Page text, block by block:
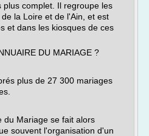
complet. Il regroupe les
la Loire et de l'Ain, et est
et dans les kiosques de ces
DU MARIAGE ?
plus de 27 300 mariages
du Mariage se fait alors
souvent l'organisation d'un